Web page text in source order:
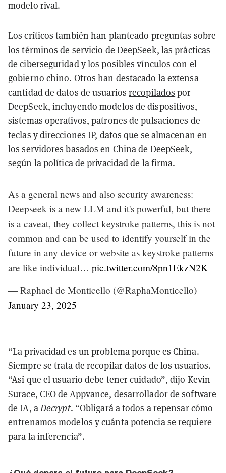
modelo rival.
Los críticos también han planteado preguntas sobre
los términos de servicio de DeepSeek, las prácticas
de ciberseguridad y los posibles vínculos con el
gobierno chino. Otros han destacado la extensa
cantidad de datos de usuariosrecopilados por
DeepSeek, incluyendo modelos de dispositivos,
sistemas operativos, patrones de pulsaciones de
teclas y direcciones IP, datos que se almacenan en
los servidores basados en China de DeepSeek,
según lapolítica de privacidadde la firma.
As a general news and also security awareness:
Deepseek is a new LLM and it's powerful, but there
is a caveat, they collect keystroke patterns, this is not
common and can be used to identify yourself in the
future in any device or website as keystroke patterns
are like individual… pic.twitter.com/8pn1EkzN2K
— Raphael de Monticello (@RaphaMonticello)
January 23, 2025
“La privacidad es un problema porque es China.
Siempre se trata de recopilar datos de los usuarios.
“Así que el usuario debe tener cuidado”, dijo Kevin
Surace, CEO de Appvance, desarrollador de software
de IA, aDecrypt. “Obligará a todos a repensar cómo
entrenamos modelos y cuánta potencia se requiere
para la inferencia”.